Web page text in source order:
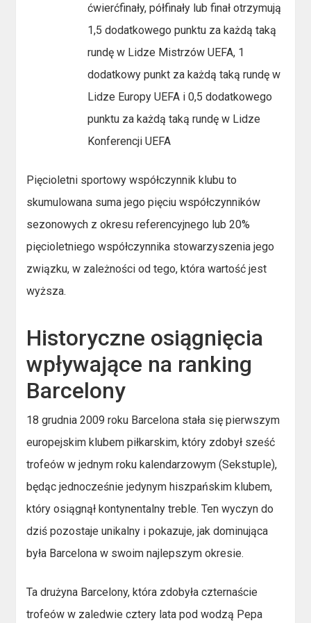
ćwierćfinały, półfinały lub finał otrzymują
1,5 dodatkowego punktu za każdą taką
rundę w Lidze Mistrzów UEFA, 1
dodatkowy punkt za każdą taką rundę w
Lidze Europy UEFA i 0,5 dodatkowego
punktu za każdą taką rundę w Lidze
Konferencji UEFA
Pięcioletni sportowy współczynnik klubu to
skumulowana suma jego pięciu współczynników
sezonowych z okresu referencyjnego lub 20%
pięcioletniego współczynnika stowarzyszenia jego
związku, w zależności od tego, która wartość jest
wyższa.
Historyczne osiągnięcia
wpływające na ranking
Barcelony
18 grudnia 2009 roku Barcelona stała się pierwszym
europejskim klubem piłkarskim, który zdobył sześć
trofeów w jednym roku kalendarzowym (Sekstuple),
będąc jednocześnie jedynym hiszpańskim klubem,
który osiągnął kontynentalny treble. Ten wyczyn do
dziś pozostaje unikalny i pokazuje, jak dominująca
była Barcelona w swoim najlepszym okresie.
Ta drużyna Barcelony, która zdobyła czternaście
trofeów w zaledwie cztery lata pod wodzą Pepa